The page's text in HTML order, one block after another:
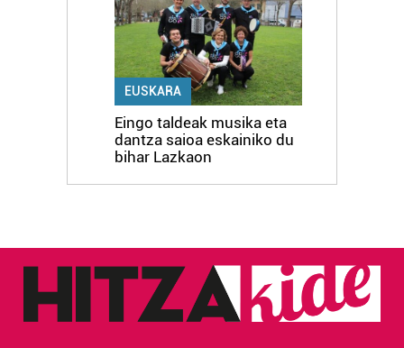
EUSKARA
Eingo taldeak musika eta
dantza saioa eskainiko du
bihar Lazkaon